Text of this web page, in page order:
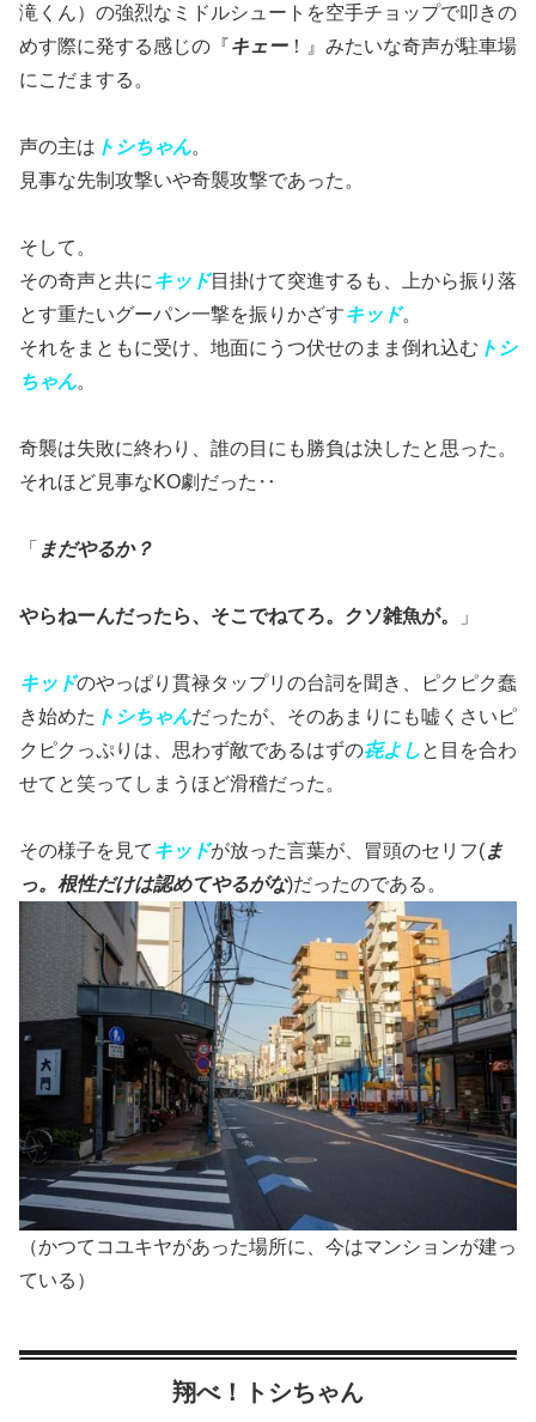
滝くん）の強烈なミドルシュートを空手チョップで叩きの
めす際に発する感じの『キェー！』みたいな奇声が駐車場
にこだまする。
声の主は トシちゃん。
見事な先制攻撃いや奇襲攻撃であった。
そして。
その奇声と共に キッド目掛けて突進するも、上から振り落
とす重たいグーパン一撃を振りかざすキッド。
それをまともに受け、地面にうつ伏せのまま倒れ込む トシ
ちゃん。
奇襲は失敗に終わり、誰の目にも勝負は決したと思った。
それほど見事なKO劇だった‥
「 まだやるか？
やらねーんだったら、そこでねてろ。クソ雑魚が。 」
キッドのやっぱり貫禄タップリの台詞を聞き、ピクピク蠢
き始めた トシちゃんだったが、そのあまりにも嘘くさいピ
クピクっぷりは、思わず敵であるはずの㐂よしと目を合わ
せてと笑ってしまうほど滑稽だった。
その様子を見て キッドが放った言葉が、冒頭のセリフ(ま
っ。根性だけは認めてやるがな)だったのである。
（かつてコユキヤがあった場所に、今はマンションが建っ
ている）
翔べ！トシちゃん